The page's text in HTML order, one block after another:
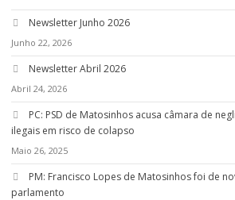
Newsletter Junho 2026
Junho 22, 2026
Newsletter Abril 2026
Abril 24, 2026
PC: PSD de Matosinhos acusa câmara de
ilegais em risco de colapso
Maio 26, 2025
PM: Francisco Lopes de Matosinhos foi de
parlamento